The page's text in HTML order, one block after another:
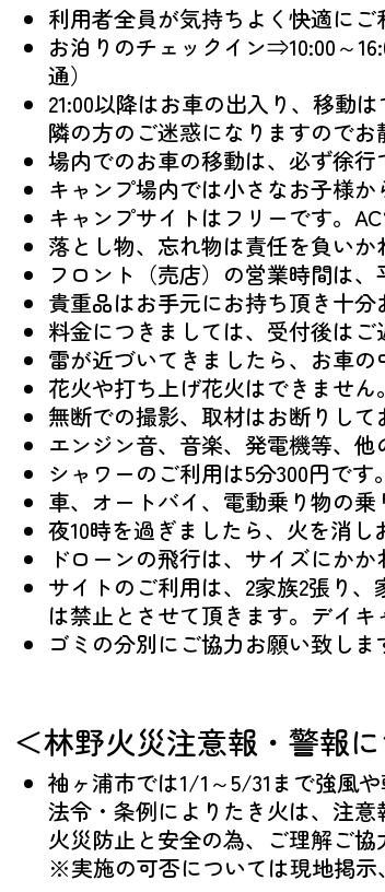
利用者全員が気持ちよく快適にご
お泊りのチェックイン⇒10:00～
通）
21:00以降はお車の出入り、移動
隣の方のご迷惑になりますのでお
場内でのお車の移動は、必ず徐行
キャンプ場内では小さなお子様
キャンプサイトはフリーです。
落とし物、忘れ物は責任を負いか
フロント（売店）の営業時間は
貴重品はお手元にお持ち頂き十分
料金につきましては、受付後はご
雷が近づいてきましたら、お車の
花火や打ち上げ花火はできません
無断での撮影、取材はお断りして
エンジン音、音楽、発電機等、
シャワーのご利用は5分300円で
車、オートバイ、電動乗り物の乗
夜10時を過ぎましたら、火を消し
ドローンの飛行は、サイズにかか
サイトのご利用は、2家族2張り
は禁止とさせて頂きます。デイキ
ゴミの分別にご協力お願い致しま
＜林野火災注意報・警報
袖ヶ浦市では1/1～5/31まで強風
法令・条例によりたき火は、注意
火災防止と安全の為、ご理解ご協
※実施の可否については現地掲示